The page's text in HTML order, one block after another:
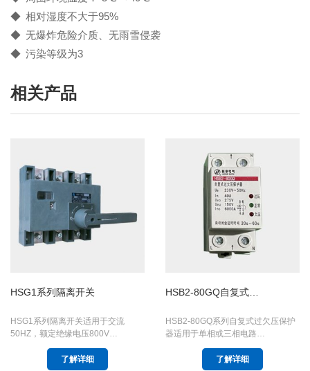
◆ 相对湿度不大于95%
◆ 无爆炸危险介质、无雨雪侵袭
◆ 污染等级为3
相关产品
HSG1系列隔离开关
HSG1系列隔离开关适用于交流
50HZ，额定绝缘电压800V…
了解详细
HSB2-80GQ自复式…
HSB2-80GQ系列自复式过欠压保护
器适用于单相或三相电路…
了解详细